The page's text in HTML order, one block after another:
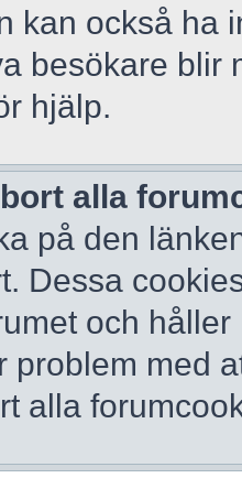
kan också ha
besökare blir
hjälp.
bort alla
på den
Dessa
och
problem med
alla